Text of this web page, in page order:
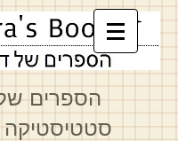
הספרים
סטטיסטיקה